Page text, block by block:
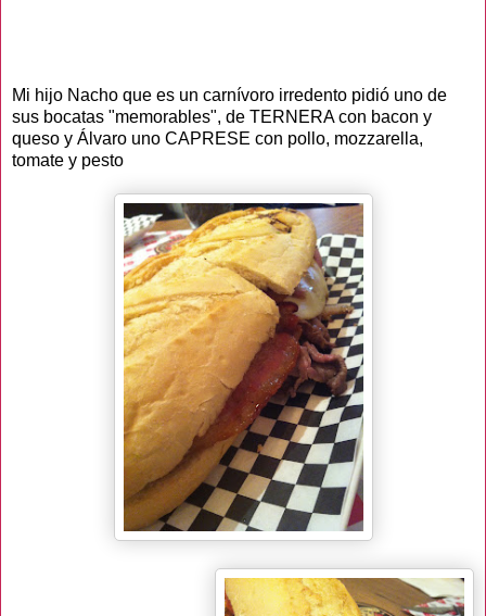
Mi hijo Nacho que es un carnívoro irredento pidió uno de
sus bocatas "memorables", de TERNERA con bacon y
queso y Álvaro uno CAPRESE con pollo, mozzarella,
tomate y pesto